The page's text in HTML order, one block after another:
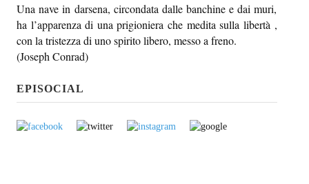
Beyond music
L’inviato di oltre
In-oltre
Una nave in darsena, circondata dalle banchine e dai muri,
ha l’apparenza di una prigioniera che medita sulla libertà ,
con la tristezza di uno spirito libero, messo a freno.
(Joseph Conrad)
EPISOCIAL